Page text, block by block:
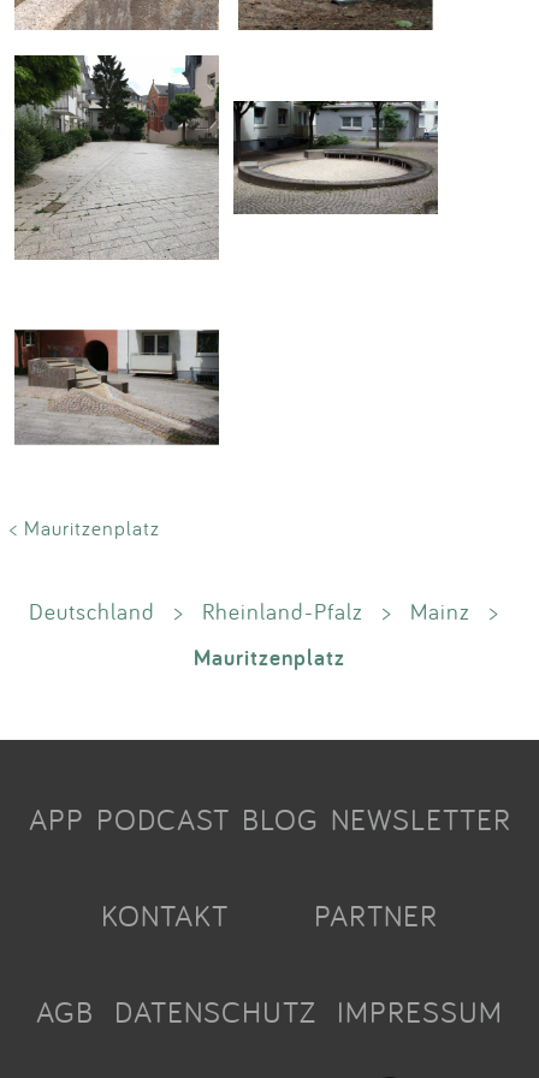
< Mauritzenplatz
Deutschland > Rheinland-Pfalz > Mainz >
Mauritzenplatz
APP PODCAST BLOG NEWSLETTER
KONTAKT PARTNER
AGB DATENSCHUTZ IMPRESSUM